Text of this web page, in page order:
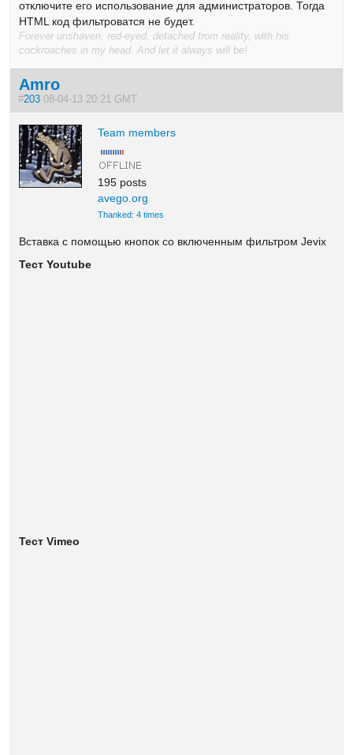
отключите его использование для администраторов. Тогда
HTML код фильтроватся не будет.
Forever unshaven, red-eyed, detached from reality, with his
cockroaches in my head. And let it always will be!
Amro
#203 08-04-13 20:21 GMT
Team members
195 posts
avego.org
Thanked: 4 times
Вставка с помощью кнопок со включенным фильтром Jevix
Тест Youtube
Тест Vimeo